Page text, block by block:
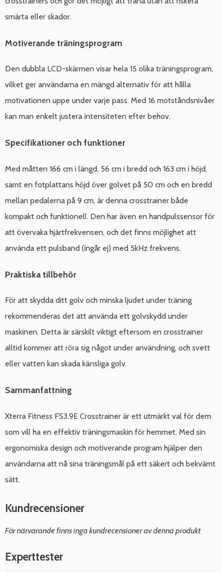
smärta eller skador.
Motiverande träningsprogram
Den dubbla LCD-skärmen visar hela 15 olika träningsprogram,
vilket ger användarna en mängd alternativ för att hålla
motivationen uppe under varje pass. Med 16 motståndsnivåer
kan man enkelt justera intensiteten efter behov.
Specifikationer och funktioner
Med måtten 166 cm i längd, 56 cm i bredd och 163 cm i höjd,
samt en fotplattans höjd över golvet på 50 cm och en bredd
mellan pedalerna på 9 cm, är denna crosstrainer både
kompakt och funktionell. Den har även en handpulssensor för
att övervaka hjärtfrekvensen, och det finns möjlighet att
använda ett pulsband (ingår ej) med 5kHz frekvens.
Praktiska tillbehör
För att skydda ditt golv och minska ljudet under träning
rekommenderas det att använda ett golvskydd under
maskinen. Detta är särskilt viktigt eftersom en crosstrainer
alltid kommer att röra sig något under användning, och svett
eller vatten kan skada känsliga golv.
Sammanfattning
Xterra Fitness FS3.9E Crosstrainer är ett utmärkt val för dem
som vill ha en effektiv träningsmaskin för hemmet. Med sin
ergonomiska design och motiverande program hjälper den
användarna att nå sina träningsmål på ett säkert och bekvämt
sätt.
Kundrecensioner
För närvarande finns inga kundrecensioner av denna produkt
Experttester